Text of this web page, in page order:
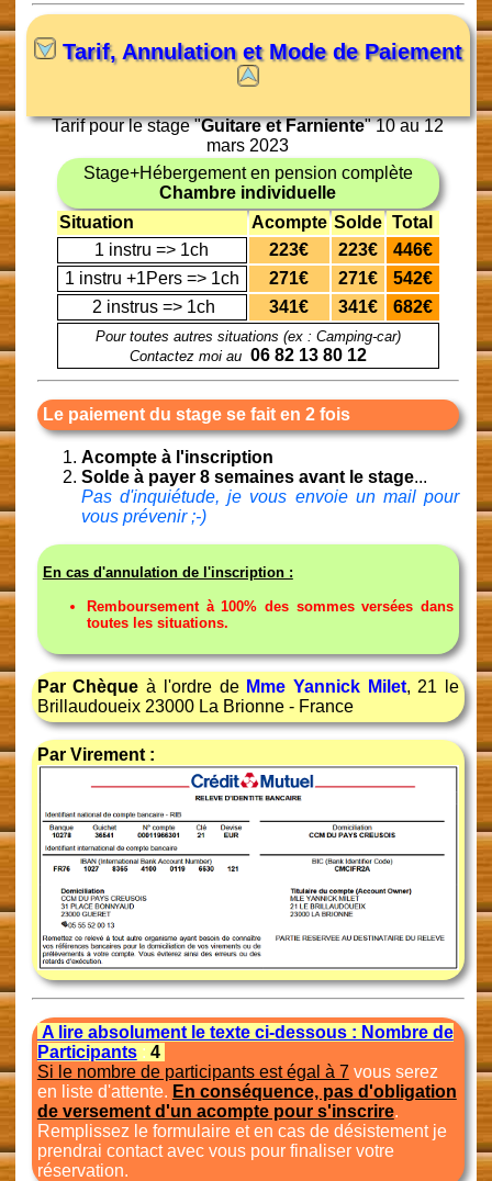
Tarif, Annulation et Mode de Paiement
Tarif pour le stage "Guitare et Farniente" 10 au 12
mars 2023
Stage+Hébergement en pension complète
Chambre individuelle
Situation
Acompte Solde Total
1 instru => 1ch
223€ 223€
446€
1 instru +1Pers => 1ch
271€ 271€
542€
2 instrus => 1ch
341€ 341€ 682€
Pour toutes autres situations (ex : Camping-car)
Contactez moi au 06 82 13 80 12
Le paiement du stage se fait en 2 fois
Acompte à l'inscription
Solde à payer 8 semaines avant le stage...
Pas d'inquiétude, je vous envoie un mail pour
vous prévenir ;-)
En cas d'annulation de l'inscription :
Remboursement à 100% des sommes versées dans
toutes les situations.
Par Chèque à l'ordre de Mme Yannick Milet, 21 le
Brillaudoueix 23000 La Brionne - France
Par Virement :
A lire absolument le texte ci-dessous : Nombre de
Participants: 4
Si le nombre de participants est égal à 7vous serez
en liste d'attente. En conséquence, pas d'obligation
de versement d'un acompte pour s'inscrire.
Remplissez le formulaire et en cas de désistement je
prendrai contact avec vous pour finaliser votre
réservation.